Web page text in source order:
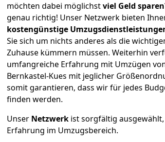
möchten dabei möglichstviel Geld
genau richtig! Unser Netzwerk bieten
kostengünstige
Sie sich um nichts anderes als die
Zuhause kümmern müssen. Weiterhin
umfangreiche Erfahrung mit Umzügen
Bernkastel-Kues mit jeglicher
somit garantieren, dass wir für jedes
finden werden.
Unser Netzwerk ist sorgfältig
Erfahrung im Umzugsbereich.